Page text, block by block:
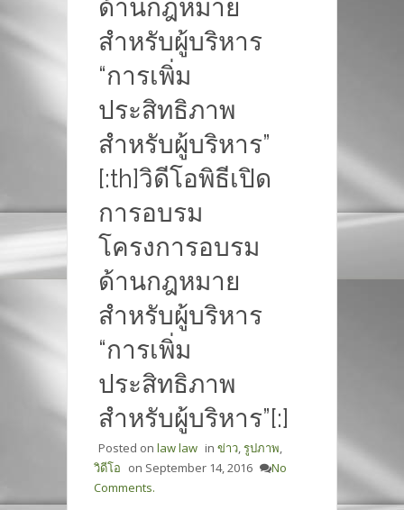
ด้านกฎหมาย
สำหรับผู้บริหาร
“การเพิ่ม
ประสิทธิภาพ
สำหรับผู้บริหาร”
[:th]วิดีโอพิธีเปิด
การอบรม
โครงการอบรม
ด้านกฎหมาย
สำหรับผู้บริหาร
“การเพิ่ม
ประสิทธิภาพ
สำหรับผู้บริหาร”[:]
Posted on law law in ข่าว,รูปภาพ,
วิดีโอ on September 14, 2016
No
Comments.